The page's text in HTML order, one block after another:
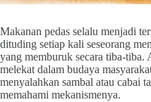
Makanan pedas selalu menjadi
dituding setiap kali seseorang
yang memburuk secara tiba-tiba.
melekat dalam budaya
menyalahkan sambal atau cabai
memahami mekanismenya.